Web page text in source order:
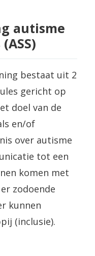
autisme
bestaat uit 2
gericht op
doel van de
en/of
over autisme
tot een
komen met
zodoende
kunnen
(inclusie).